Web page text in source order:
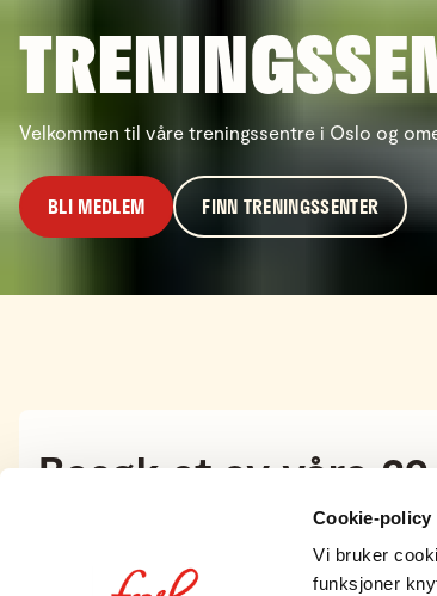
Cookie-policy
Vi bruker
funksjoner
Velkommen til våre treningssentre i Oslo og
BLI MEDLEM FINN TRENINGSSENTER
Besøk et av våre
Enten du vil løfte tungt eller løpe raskt, har
med god plass, moderne utstyr og alt du